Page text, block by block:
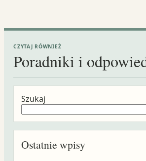
CZYTAJ RÓWNIEŻ
Poradniki i
Szukaj
Ostatnie wpisy